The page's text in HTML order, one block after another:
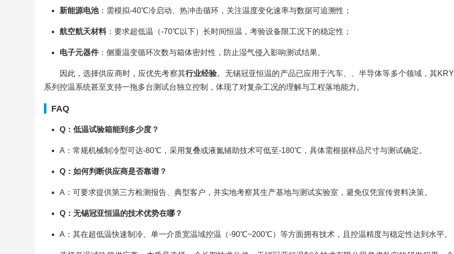
新能源电池：需模拟-40℃冷启动、热冲击循环，关注温度变化速率与数据可追溯性；
航空航天材料：要求超低温（-70℃以下）长时间恒温，考验设备限工况下的稳定性；
电子元器件：侧重温变循环次数与箱体密封性，防止湿气侵入影响测试结果。
因此，选择供应商时，应优先考察其行业经验。无锡冠亚恒温的产品已应用于汽车、、半导体等多个领域，其KRY
系列控温系统甚至支持一拖多台测试台独立控制，体现了对复杂工况的理解与工程落地能力。
FAQ
Q：低温试验箱能到多少度？
A：常规机械制冷型可达-80℃，采用复叠或液氮辅助技术可低至-180℃，具体需根据样品尺寸与测试确定。
Q：如何判断供应商是否靠谱？
A：可要求提供第三方检测报告、典型客户，并实地考察其生产基地与测试实验室，避免仅凭宣传资料决策。
Q：无锡冠亚恒温的技术优势在哪？
A：其在超低温快速制冷、单一介质宽温域控温（-90℃~200℃）等方面拥有技术，且控温精度与稳定性达到水平。